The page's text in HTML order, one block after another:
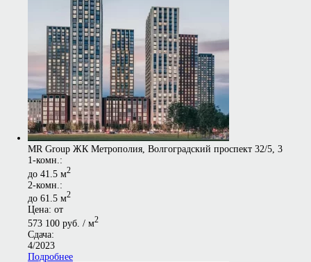
MR Group ЖК Метрополия, Волгоградский проспект 32/5, 3
1-комн.:
до 41.5 м2
2-комн.:
до 61.5 м2
Цена: от
573 100 руб. / м2
Сдача:
4/2023
Подробнее